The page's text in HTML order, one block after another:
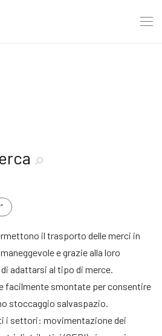
il trasporto delle merci in
e grazie alla loro
adattarsi al tipo di merce.
facilmente smontate per consentire
stoccaggio salvaspazio.
i settori: movimentazione dei